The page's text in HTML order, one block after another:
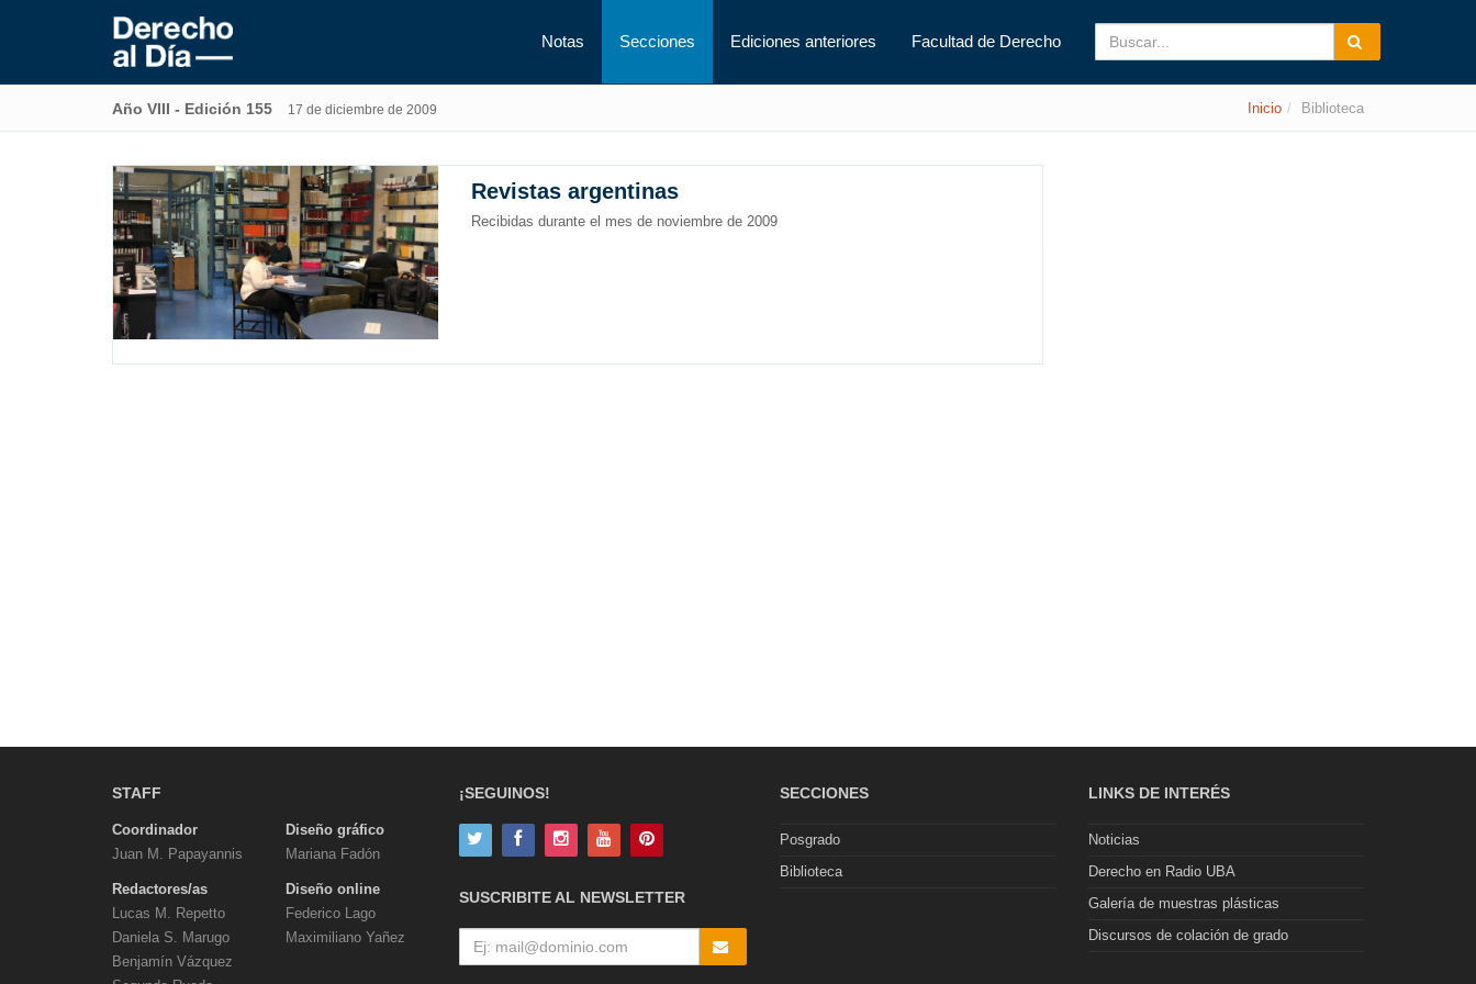
Notas Secciones Ediciones anteriores Facultad de Derecho
Año VIII - Edición 155 17 de diciembre de 2009 Inicio Biblioteca
Revistas argentinas
Recibidas durante el mes de noviembre de 2009
STAFF
Coordinador
Juan M. Papayannis
Redactores/as
Lucas M. Repetto
Daniela S. Marugo
Benjamín Vázquez
Diseño gráfico
Mariana Fadón
Diseño online
Federico Lago
Maximiliano Yañez
¡SEGUINOS!
SUSCRIBITE AL NEWSLETTER
SECCIONES
Posgrado
Biblioteca
LINKS DE INTERÉS
Noticias
Derecho en Radio UBA
Galería de muestras plásticas
Discursos de colación de grado